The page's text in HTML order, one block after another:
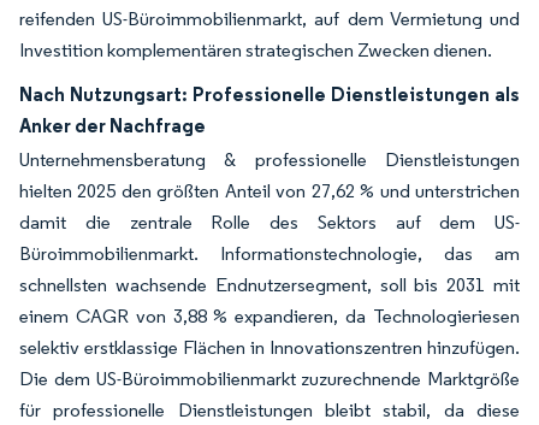
reifenden US-Büroimmobilienmarkt, auf dem Vermietung und
Investition komplementären strategischen Zwecken dienen.
Nach Nutzungsart: Professionelle Dienstleistungen als
Anker der Nachfrage
Unternehmensberatung & professionelle Dienstleistungen
hielten 2025 den größten Anteil von 27,62 % und unterstrichen
damit die zentrale Rolle des Sektors auf dem US-
Büroimmobilienmarkt. Informationstechnologie, das am
schnellsten wachsende Endnutzersegment, soll bis 2031 mit
einem CAGR von 3,88 % expandieren, da Technologieriesen
selektiv erstklassige Flächen in Innovationszentren hinzufügen.
Die dem US-Büroimmobilienmarkt zuzurechnende Marktgröße
für professionelle Dienstleistungen bleibt stabil, da diese